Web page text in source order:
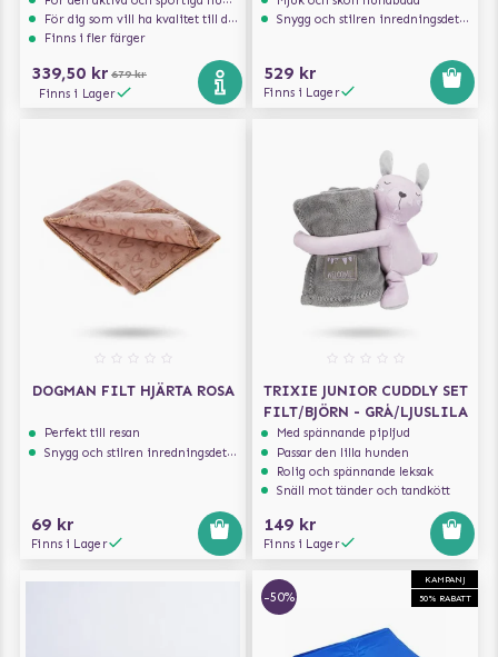
För dig som vill ha kvalitet till din hund!
Finns i fler färger
339,50 kr 679 kr
Finns i Lager
Snygg och stilren inredningsdetalj
529 kr
Finns i Lager
DOGMAN FILT HJÄRTA ROSA
Perfekt till resan
Snygg och stilren inredningsdetalj
69 kr
Finns i Lager
TRIXIE JUNIOR CUDDLY SET
FILT/BJÖRN - GRÅ/LJUSLILA
Med spännande pipljud
Passar den lilla hunden
Rolig och spännande leksak
Snäll mot tänder och tandkött
149 kr
Finns i Lager
KAMPANJ
50% RABATT
-50%